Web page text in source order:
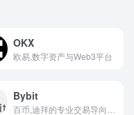
OKX
欧易,数字资产与Web3平台
Bybit